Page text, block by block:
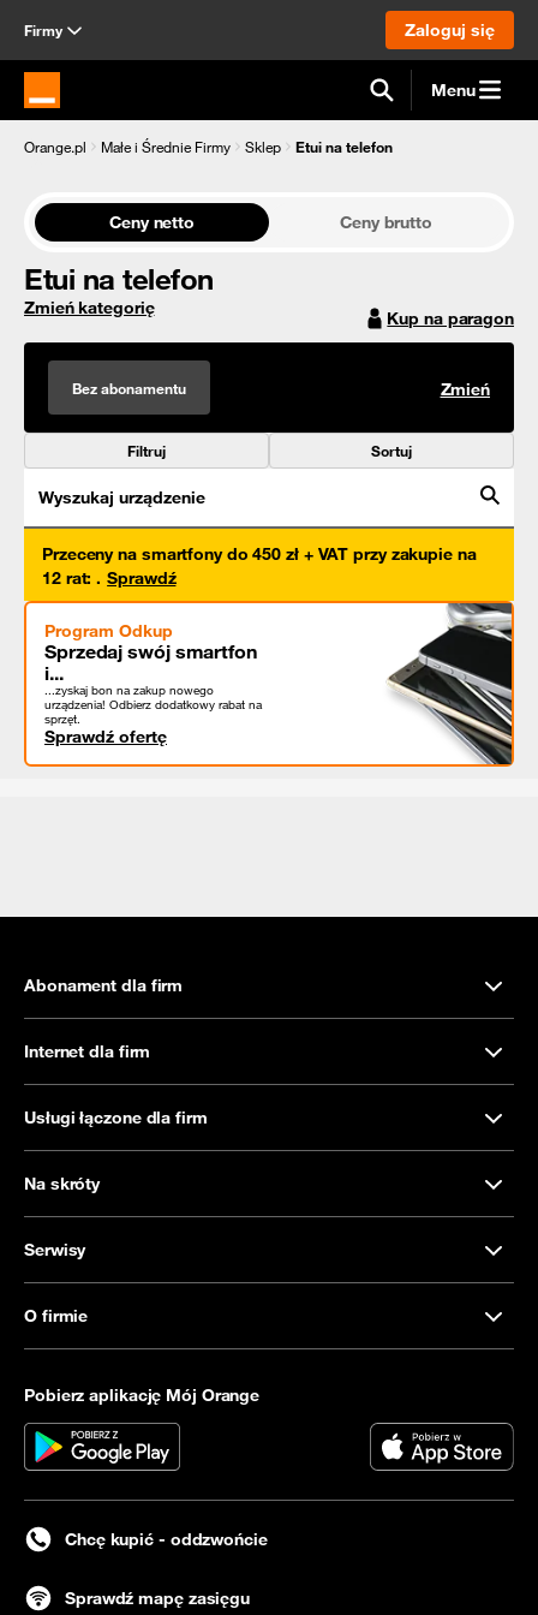
Firmy Zaloguj się
Strona główna Orange.pl Menu
Orange.pl Małe i Średnie Firmy Sklep Etui na telefon
Ceny netto Ceny brutto
Etui na telefon
Zmień kategorię Kup na paragon
Bez abonamentu Zmień
Filtruj Sortuj
Wyszukaj urządzenie
Przeceny na smartfony do 450 zł + VAT przy zakupie na
12 rat: . Sprawdź
Program Odkup
Sprzedaj swój smartfon
i...
...zyskaj bon na zakup nowego
urządzenia! Odbierz dodatkowy rabat na
sprzęt.
Sprawdź ofertę
Abonament dla firm
Internet dla firm
Usługi łączone dla firm
Na skróty
Serwisy
O firmie
Pobierz aplikację Mój Orange
Chcę kupić - oddzwońcie
Sprawdź mapę zasięgu